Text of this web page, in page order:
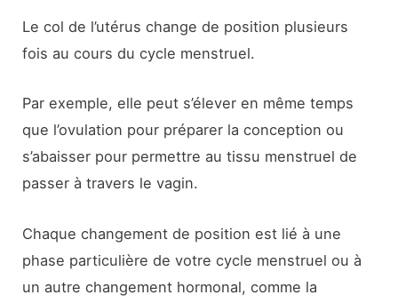
Le col de l’utérus change de position plusieurs
fois au cours du cycle menstruel.
Par exemple, elle peut s’élever en même temps
que l’ovulation pour préparer la conception ou
s’abaisser pour permettre au tissu menstruel de
passer à travers le vagin.
Chaque changement de position est lié à une
phase particulière de votre cycle menstruel ou à
un autre changement hormonal, comme la